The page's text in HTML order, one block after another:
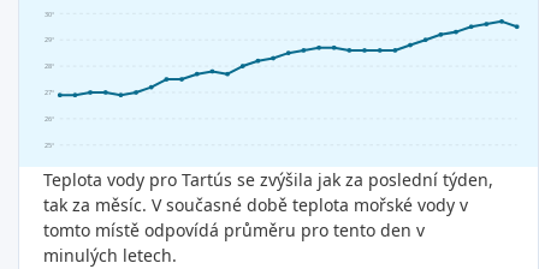
25°
26°
27°
28°
29°
30°
Teplota vody pro Tartús se zvýšila jak za poslední týden,
tak za měsíc. V současné době teplota mořské vody v
tomto místě odpovídá průměru pro tento den v
minulých letech.